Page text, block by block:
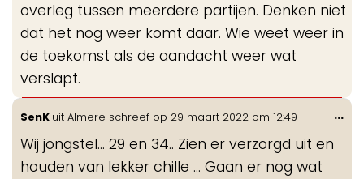
overleg tussen meerdere partijen. Denken niet
dat het nog weer komt daar. Wie weet weer in
de toekomst als de aandacht weer wat
verslapt.
SenK uit Almere schreef op 29 maart 2022 om 12:49
Wij jongstel… 29 en 34.. Zien er verzorgd uit en
houden van lekker chille … Gaan er nog wat
...